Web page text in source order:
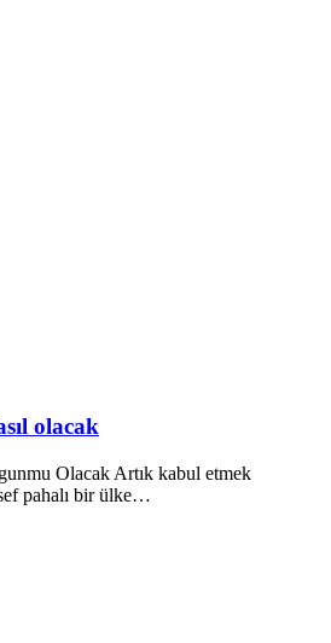
olacak
Olacak Artık kabul etmek
pahalı bir ülke…